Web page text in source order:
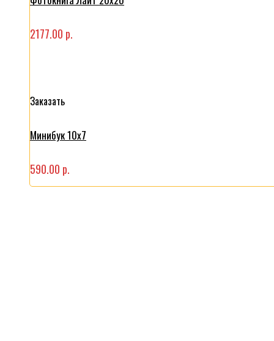
2177.00 р.
Заказать
Минибук 10х7
590.00 р.